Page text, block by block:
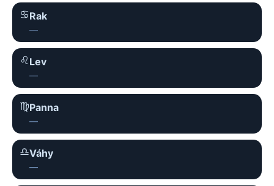
♋︎Rak
—
♌︎Lev
—
♍︎Panna
—
♎︎Váhy
—